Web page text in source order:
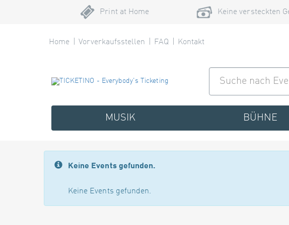
Print at Home Keine versteckten
Home Vorverkaufsstellen FAQ Kontakt
MUSIK BÜHNE
Keine Events gefunden.
Keine Events gefunden.